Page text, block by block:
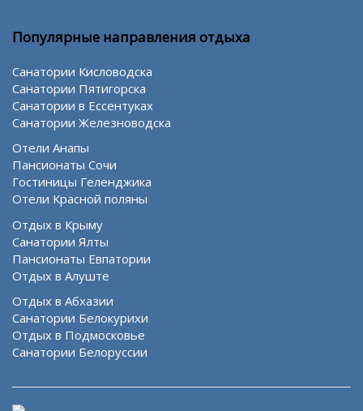
Популярные направления отдыха
Санатории Кисловодска
Санатории Пятигорска
Санатории в Ессентуках
Санатории Железноводска
Отели Анапы
Пансионаты Сочи
Гостиницы Геленджика
Отели Красной поляны
Отдых в Крыму
Санатории Ялты
Пансионаты Евпатории
Отдых в Алуште
Отдых в Абхазии
Санатории Белокурихи
Отдых в Подмосковье
Санатории Белоруссии